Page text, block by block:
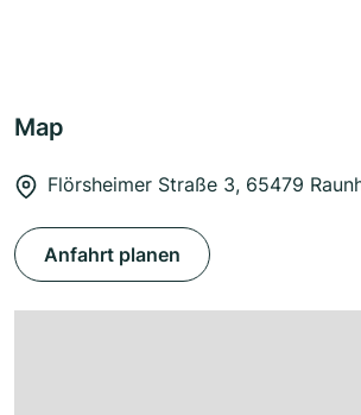
Map
Flörsheimer Straße 3, 65479
Anfahrt planen